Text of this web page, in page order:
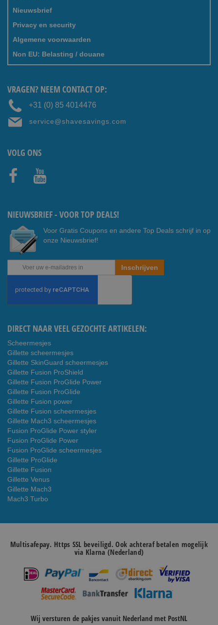
Nieuwsbrief
Privacy en security
Algemene voorwaarden
Non EU: Belasting / douane
VRAGEN? NEEM CONTACT OP:
+31 (0) 85 4014476
service@shavesavings.com
VOLG ONS
NIEUWSBRIEF - VOOR TOP DEALS!
Voor Gratis Coupons en andere Top Deals schrijf in op
onze Nieuwsbrief!
Abonneer
u
onze
nieuwsbrief
Inschrijven
DIRECT NAAR VEEL GEZOCHTE ARTIKELEN:
Scheermesjes
Gillette scheermesjes
Gillette SkinGuard scheermesjes
Gillette Fusion ProShield
Gillette Fusion ProGlide Power
Gillette Fusion ProGlide
Gillette Fusion power
Gillette Fusion scheermesjes
Gillette Mach3 scheermesjes
Fusion ProGlide Power styler
Fusion ProGlide Power
Fusion ProGlide scheermesjes
Gillette ProGlide
Gillette Fusion
Gillette Venus
Gillette Mach3
Mach3 Turbo
Multisafepay. Https SSL beveiligd. Ook achteraf betalen mogelijk
via Klarna (Nederland)
Wij versturen de pakjes vanuit Nederland met PostNL